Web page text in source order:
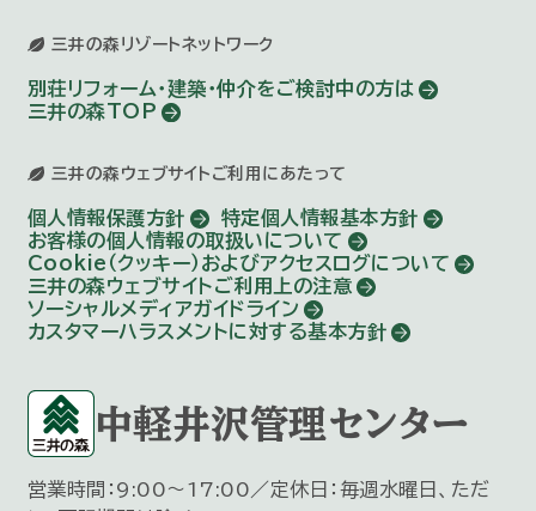
三井の森リゾートネットワーク
別荘リフォーム・建築・仲介をご検討中の方は
三井の森TOP
三井の森ウェブサイトご利用にあたって
個人情報保護方針
特定個人情報基本方針
お客様の個人情報の取扱いについて
Cookie（クッキー）およびアクセスログについて
三井の森ウェブサイトご利用上の注意
ソーシャルメディアガイドライン
カスタマーハラスメントに対する基本方針
中軽井沢管理センター
営業時間：9:00～17:00／定休日：毎週水曜日、ただ